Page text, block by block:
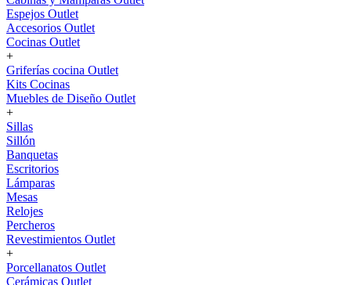
Espejos Outlet
Accesorios Outlet
Cocinas Outlet
+
Griferías cocina Outlet
Kits Cocinas
Muebles de Diseño Outlet
+
Sillas
Sillón
Banquetas
Escritorios
Lámparas
Mesas
Relojes
Percheros
Revestimientos Outlet
+
Porcellanatos Outlet
Cerámicas Outlet